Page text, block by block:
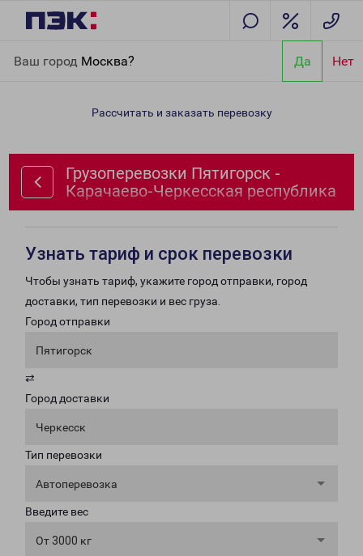
Ваш город Москва? Да Нет
Карачаево-Черкесская республика
Рассчитать и заказать перевозку
Грузоперевозки Пятигорск -
Карачаево-Черкесская республика
Узнать тариф и срок перевозки
Чтобы узнать тариф, укажите город отправки, город
доставки, тип перевозки и вес груза.
Город отправки
Пятигорск
⇄
Город доставки
Черкесск
Тип перевозки
Автоперевозка
Введите вес
От 3000 кг